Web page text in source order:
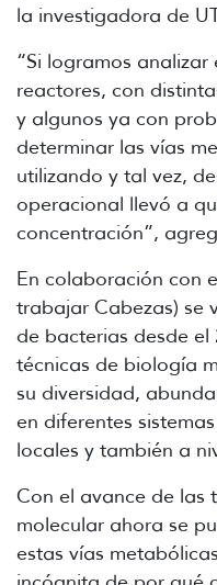
la investigadora de
“Si logramos
reactores, con
y algunos ya con
determinar las vías
utilizando y tal vez,
operacional llevó a
concentración”,
En colaboración con
trabajar Cabezas) se
de bacterias desde el
técnicas de biología
su diversidad,
en diferentes
locales y también a
Con el avance de las
molecular ahora se
estas vías